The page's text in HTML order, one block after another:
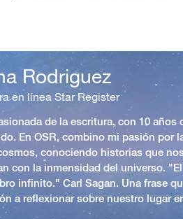
Rodriguez
en línea Star Register
de la escritura, con 10 años
En OSR, combino mi pasión por
conociendo historias que
con la inmensidad del universo.
infinito." Carl Sagan. Una frase
a reflexionar sobre nuestro lugar